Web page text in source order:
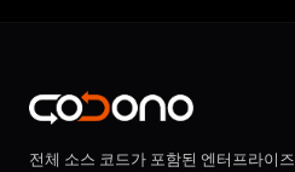
전체 소스 코드가 포함된 엔터프라이즈